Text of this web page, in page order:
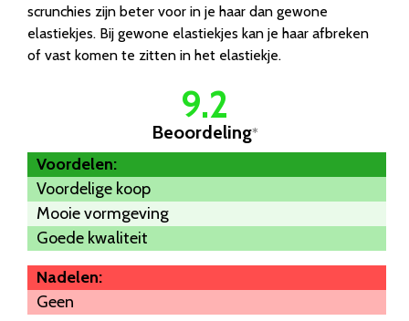
scrunchies zijn beter voor in je haar dan gewone
elastiekjes. Bij gewone elastiekjes kan je haar afbreken
of vast komen te zitten in het elastiekje.
9.2
Beoordeling*
Voordelen:
Voordelige koop
Mooie vormgeving
Goede kwaliteit
Nadelen:
Geen